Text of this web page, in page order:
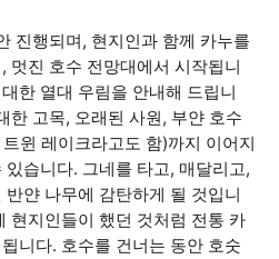
진행되며, 현지인과 함께 카누를
멋진 호수 전망대에서 시작됩니
한 열대 우림을 안내해 드립니
한 고목, 오래된 사원, 부얀 호수
윈 레이크라고도 함)까지 이어지
습니다. 그네를 타고, 매달리고,
얀 나무에 감탄하게 될 것입니
현지인들이 했던 것처럼 전통 카
니다. 호수를 건너는 동안 호숫